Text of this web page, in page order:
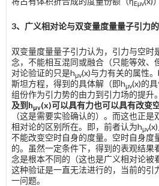
Eμv
3、广义相对论与双变量度量量子引力
双变量度量量子引力认为，引力与空时
念，不能相互混同或融合（只能等效、
对论验证的只是hμv(x)与力有关的属性。
斯坦方程，得到的具体解（即hμv(x)的
组份作为引力势的由力到引力场的提升。
及到 hμv(x)可以具有力也可以具有改变
（这是需要实验确认的）。而这也正
相对论的区别所在。即，前者认为hμv
不能改变空时自身的度量。空时自身度
的。虽然一定条件下，得到的表观结果
念是根本不同的（这也是广义相对论被
这种验证是一直无法进行的，当前的引
一问题。